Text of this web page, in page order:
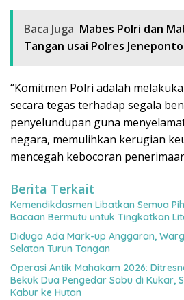
Baca Juga Mabes Polri dan
Tangan usai Polres
“Komitmen Polri adalah
secara tegas terhadap segala
penyelundupan guna
negara, memulihkan kerugian
mencegah kebocoran
Berita Terkait
Kemendikdasmen Libatkan Semua
Bacaan Bermutu untuk Tingkatkan
Diduga Ada Mark-up Anggaran,
Selatan Turun Tangan
Operasi Antik Mahakam 2026:
Bekuk Dua Pengedar Sabu di Kukar,
Kabur ke Hutan